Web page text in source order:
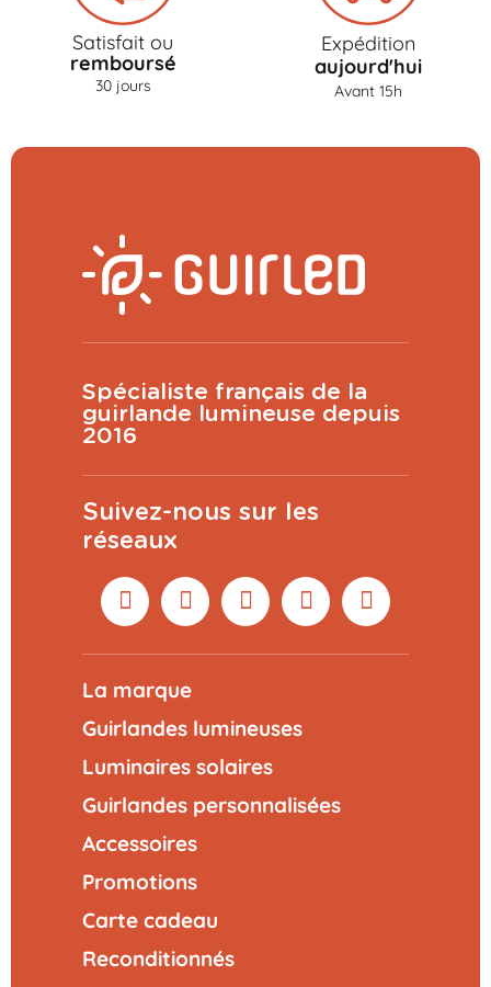
Satisfait ou
remboursé
30 jours
Expédition
aujourd'hui
Avant 15h
Spécialiste français de la
guirlande lumineuse depuis
2016
Suivez-nous sur les
réseaux
La marque
Guirlandes lumineuses
Luminaires solaires
Guirlandes personnalisées
Accessoires
Promotions
Carte cadeau
Reconditionnés